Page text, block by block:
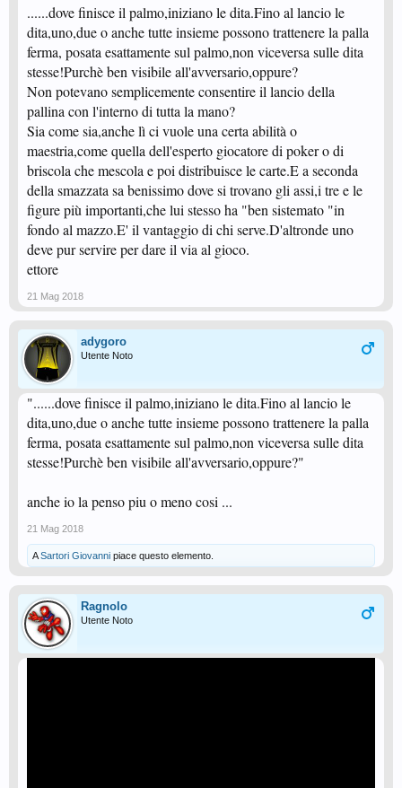
dita prima di dare una sberla.. col palmo della mano.
Si può dare effetto alla pallina anche mettendola al centro del palmo della
mano. Oppure si può NON dare alcun effetto alzandola dalle dita.
......dove finisce il palmo,iniziano le dita.Fino al lancio le
dita,uno,due o anche tutte insieme possono trattenere la palla
ferma, posata esattamente sul palmo,non viceversa sulle dita
stesse!Purchè ben visibile all'avversario,oppure?
Non potevano semplicemente consentire il lancio della
pallina con l'interno di tutta la mano?
Sia come sia,anche lì ci vuole una certa abilità o
maestria,come quella dell'esperto giocatore di poker o di
briscola che mescola e poi distribuisce le carte.E a seconda
della smazzata sa benissimo dove si trovano gli assi,i tre e le
figure più importanti,che lui stesso ha "ben sistemato "in
fondo al mazzo.E' il vantaggio di chi serve.D'altronde uno
deve pur servire per dare il via al gioco.
ettore
21 Mag 2018
adygoro
Utente Noto
"......dove finisce il palmo,iniziano le dita.Fino al lancio le
dita,uno,due o anche tutte insieme possono trattenere la palla
ferma, posata esattamente sul palmo,non viceversa sulle dita
stesse!Purchè ben visibile all'avversario,oppure?"
anche io la penso piu o meno cosi ...
21 Mag 2018
ASartori Giovanni piace questo elemento.
Ragnolo
Utente Noto